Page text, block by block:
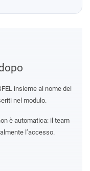
insieme al nome del
nel modulo.
è automatica: il team
l’accesso.